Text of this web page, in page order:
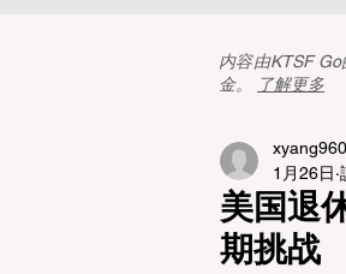
内容由KTSF
金。
了解更多
美国退
期挑战
xyang960
1月26日